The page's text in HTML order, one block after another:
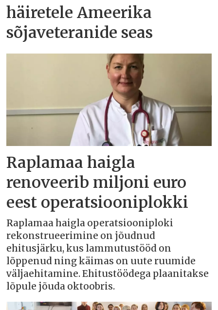
häiretele Ameerika
sõjaveteranide seas
Raplamaa haigla
renoveerib miljoni euro
eest operatsiooniplokki
Raplamaa haigla operatsiooniploki
rekonstrueerimine on jõudnud
ehitusjärku, kus lammutustööd on
lõppenud ning käimas on uute ruumide
väljaehitamine. Ehitustöödega plaanitakse
lõpule jõuda oktoobris.